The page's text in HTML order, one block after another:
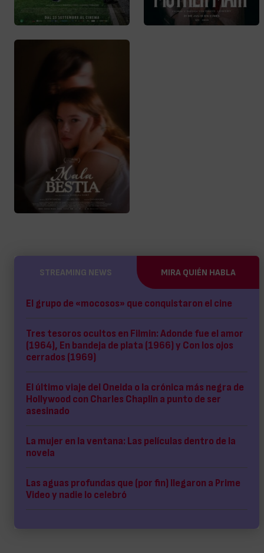
STREAMING NEWS MIRA QUIÉN HABLA
El grupo de «mocosos» que conquistaron el cine
Tres tesoros ocultos en Filmin: Adonde fue el amor
(1964), En bandeja de plata (1966) y Con los ojos
cerrados (1969)
El último viaje del Oneida o la crónica más negra de
Hollywood con Charles Chaplin a punto de ser
asesinado
La mujer en la ventana: Las películas dentro de la
novela
Las aguas profundas que (por fin) llegaron a Prime
Video y nadie lo celebró